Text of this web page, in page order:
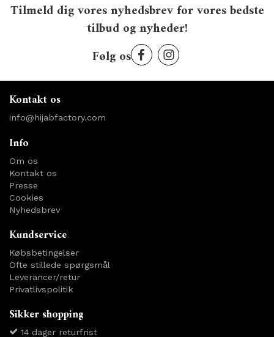
Tilmeld dig vores nyhedsbrev for vores bedste
tilbud og nyheder!
Følg os
Kontakt os
info@hijabfactory.com
Info
Om os
Kontakt os
Presse
Cookies
Nyhedsbrev
Kundservice
Købsbetingelser
Ofte stillede spørgsmål
Leverancer/retur
Privatlivspolitik
Sikker shopping
14 dager returfrist